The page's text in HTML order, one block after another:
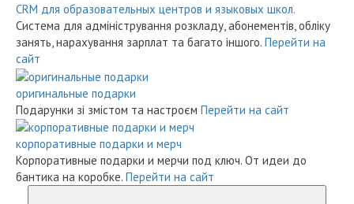
CRM для образовательных центров и языковых школ.
Система для адміністрування розкладу, абонементів, обліку
занять, нарахування зарплат та багато іншого. Перейти на
сайт
оригинальные подарки
Подарунки зі змістом та настроєм Перейти на сайт
корпоративные подарки и мерч
Корпоративные подарки и мерчи под ключ. От идеи до
бантика на коробке. Перейти на сайт